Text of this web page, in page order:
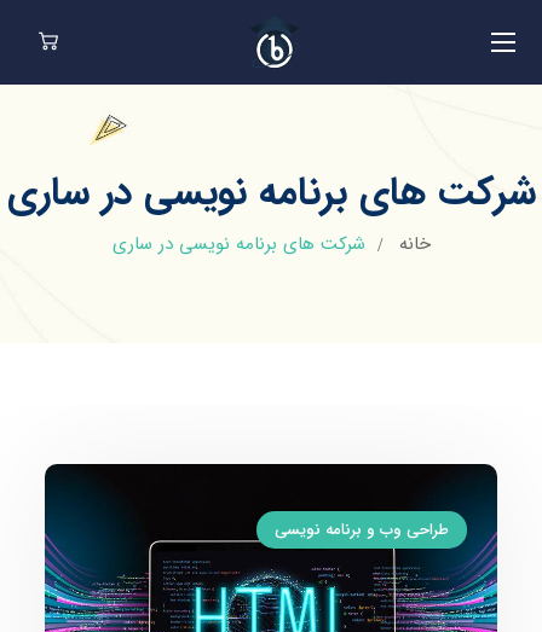
شرکت های برنامه نویسی در ساری
خانه شرکت های برنامه نویسی در ساری
طراحی وب و برنامه نویسی